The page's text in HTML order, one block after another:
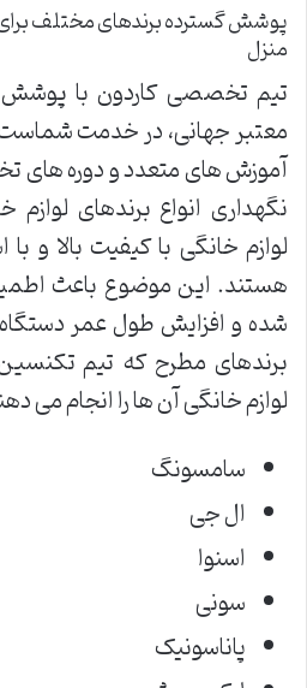
پوشش گسترده برندهای مختلف برای
منزل
تیم تخصصی کاردون با پوشش
معتبر جهانی، در خدمت
آموزش های متعدد و دوره های
نگهداری انواع برندهای لوازم
لوازم خانگی با کیفیت بالا و
هستند. این موضوع باعث
شده و افزایش طول عمر
برندهای مطرح که تیم
لوازم خانگی آن ها را انجام می
سامسونگ
ال جی
اسنوا
سونی
پاناسونیک